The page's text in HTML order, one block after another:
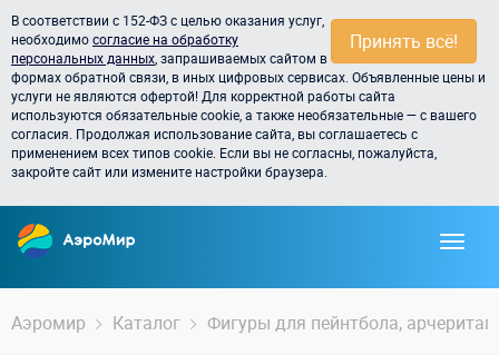
Принять всё!
В соответствии с 152-ФЗ с целью оказания услуг,
необходимосогласие на обработку
персональных данных , запрашиваемых сайтом в
формах обратной связи, в иных цифровых сервисах. Объявленные цены и
услуги не являются офертой! Для корректной работы сайта
используются обязательные cookie, а также необязательные — с вашего
согласия. Продолжая использование сайта, вы соглашаетесь с
применением всех типов cookie. Если вы не согласны, пожалуйста,
закройте сайт или измените настройки браузера.
Аэромир Каталог Фигуры для пейнтбола,